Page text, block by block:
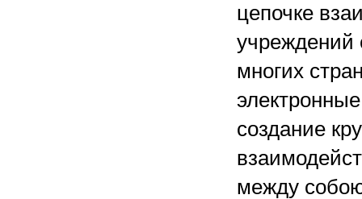
цепочке
учреждений
многих
создание
между